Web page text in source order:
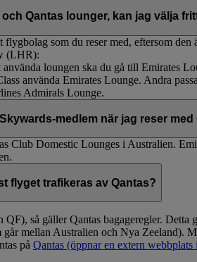
Qantas lounger, kan jag välja
som du reser med, eftersom
(LHR):
loungen ska du gå till Emirates
använda Emirates Lounge. Andra
Admirals Lounge.
medlem när jag reser med
Club Domestic Lounges i Australien.
flyget trafikeras av Qantas?
så gäller Qantas bagageregler.
mellan Australien och Nya Zeeland).
på Qantas (öppnar en extern